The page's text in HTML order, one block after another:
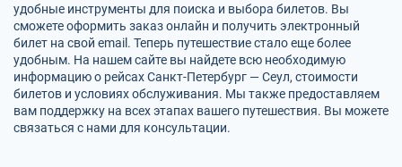
удобные инструменты для поиска и выбора билетов. Вы
сможете оформить заказ онлайн и получить электронный
билет на свой email. Теперь путешествие стало еще более
удобным. На нашем сайте вы найдете всю необходимую
информацию о рейсах Санкт-Петербург — Сеул, стоимости
билетов и условиях обслуживания. Мы также предоставляем
вам поддержку на всех этапах вашего путешествия. Вы можете
связаться с нами для консультации.